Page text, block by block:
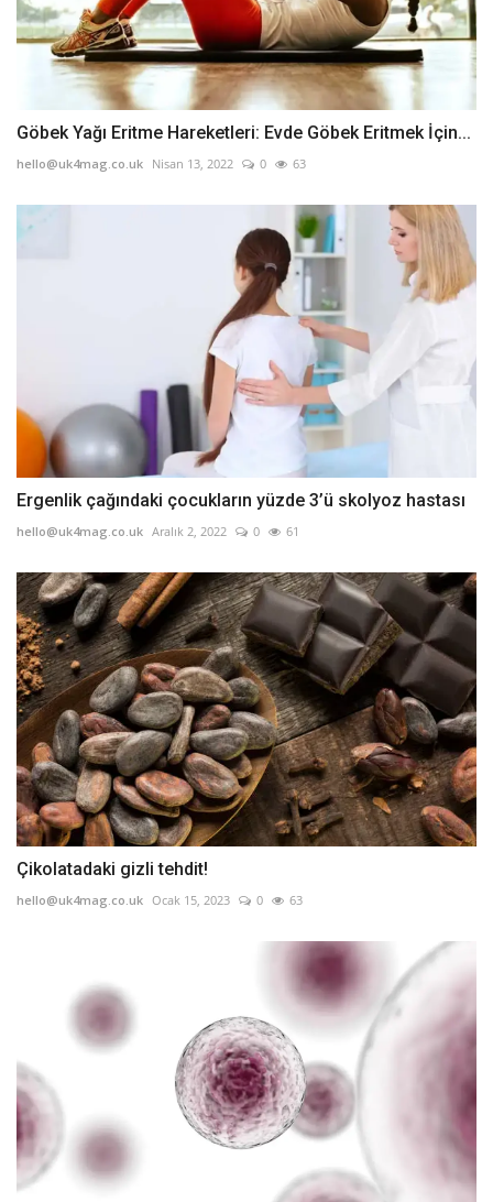
Göbek Yağı Eritme Hareketleri: Evde Göbek Eritmek İçin...
hello@uk4mag.co.uk Nisan 13, 2022 0 63
Ergenlik çağındaki çocukların yüzde 3’ü skolyoz hastası
hello@uk4mag.co.uk Aralık 2, 2022 0 61
Çikolatadaki gizli tehdit!
hello@uk4mag.co.uk Ocak 15, 2023 0 63